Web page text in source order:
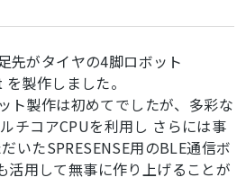
先がタイヤの4脚ロボット
製作しました。
ト製作は初めてでしたが、多彩な
チコアCPUを利用し さらには事
いたSPRESENSE用のBLE通信ボ
活用して無事に作り上げることが